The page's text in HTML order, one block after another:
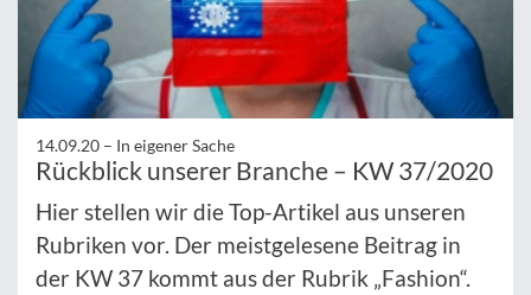
14.09.20 – In eigener Sache
Rückblick unserer Branche – KW 37/2020
Hier stellen wir die Top-Artikel aus unseren
Rubriken vor. Der meistgelesene Beitrag in
der KW 37 kommt aus der Rubrik „Fashion“.